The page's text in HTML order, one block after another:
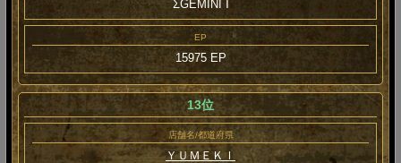
ΣGEMINI Ⅰ
EP
15975 EP
13位
店舗名/都道府県
ＹＵＭＥＫＩ